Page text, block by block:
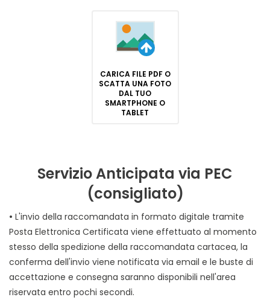
CARICA FILE PDF O
SCATTA UNA FOTO
DAL TUO
SMARTPHONE O
TABLET
Servizio Anticipata via PEC
(consigliato)
• L'invio della raccomandata in formato digitale tramite
Posta Elettronica Certificata viene effettuato al momento
stesso della spedizione della raccomandata cartacea, la
conferma dell'invio viene notificata via email e le buste di
accettazione e consegna saranno disponibili nell'area
riservata entro pochi secondi.